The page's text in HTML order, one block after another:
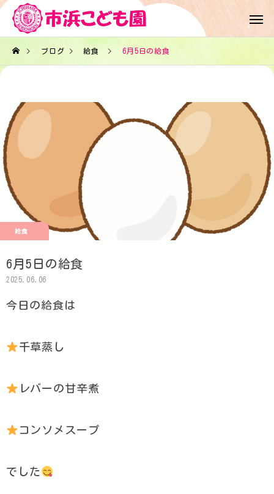
ブログ 給食 6月5日の給食
給食
6月5日の給食
2025.06.06
今日の給食は
千草蒸し
レバーの甘辛煮
コンソメスープ
でした